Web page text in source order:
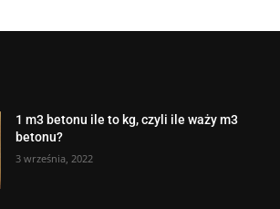
1 m3 betonu ile to kg, czyli ile waży m3
betonu?
3 września, 2022